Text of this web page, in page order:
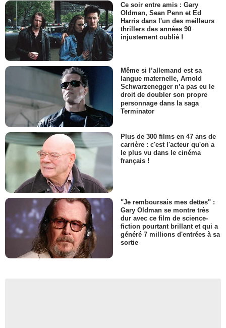
Ce soir entre amis : Gary
Oldman, Sean Penn et Ed
Harris dans l'un des meilleurs
thrillers des années 90
injustement oublié !
Même si l’allemand est sa
langue maternelle, Arnold
Schwarzenegger n’a pas eu le
droit de doubler son propre
personnage dans la saga
Terminator
Plus de 300 films en 47 ans de
carrière : c'est l'acteur qu'on a
le plus vu dans le cinéma
français !
"Je remboursais mes dettes" :
Gary Oldman se montre très
dur avec ce film de science-
fiction pourtant brillant et qui a
généré 7 millions d'entrées à sa
sortie